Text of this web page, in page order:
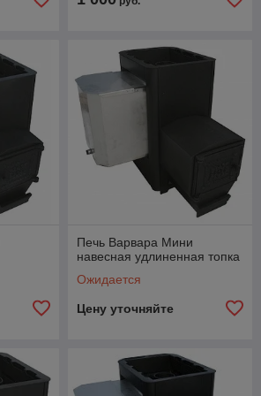
Печь Варвара Мини
навесная удлиненная топка
Ожидается
Цену уточняйте